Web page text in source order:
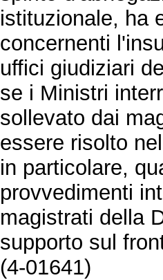
istituzionale, ha
concernenti
uffici giudiziari
se i Ministri
sollevato dai
essere risolto
in particolare,
provvedimenti
magistrati della
supporto sul
(4-01641)